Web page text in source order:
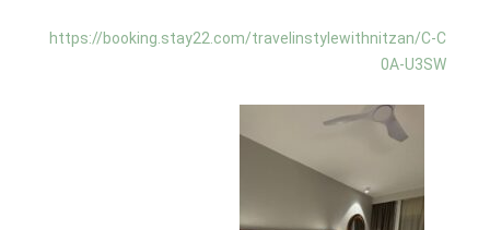
https://booking.stay22.com/travelinstylewithnitzan/C-C
0A-U3SW